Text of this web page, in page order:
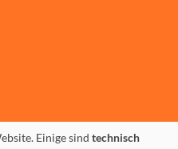
Einige sind technisch